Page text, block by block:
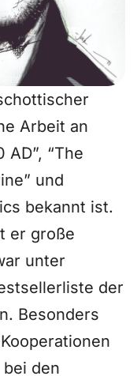
Arbeit an
“The
und
bekannt ist.
er große
unter
der
Besonders
den